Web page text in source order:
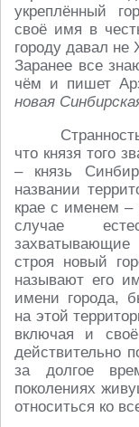
укреплённый
своё имя в
городу давал не
Заранее все
чём и пишет
новая
что князя того
– князь
названии
крае с именем
случае
строя новый
называют его
имени города,
на этой
включая и
действительно
за долгое
поколениях
относиться ко